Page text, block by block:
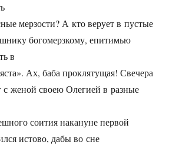
мерзости? А кто верует в пустые
богомерзкому, епитимью
в
Ах, баба проклятущая! Свечера
с женой своею Олегией в разные
соития накануне первой
истово, дабы во сне